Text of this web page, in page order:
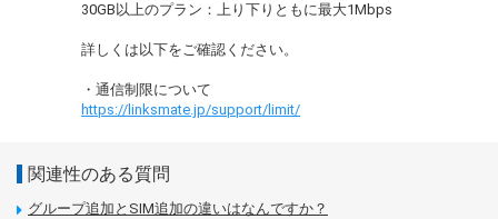
30GB以上のプラン：上り下りともに最大1Mbps
詳しくは以下をご確認ください。
・通信制限について
https://linksmate.jp/support/limit/
関連性のある質問
グループ追加とSIM追加の違いはなんですか？